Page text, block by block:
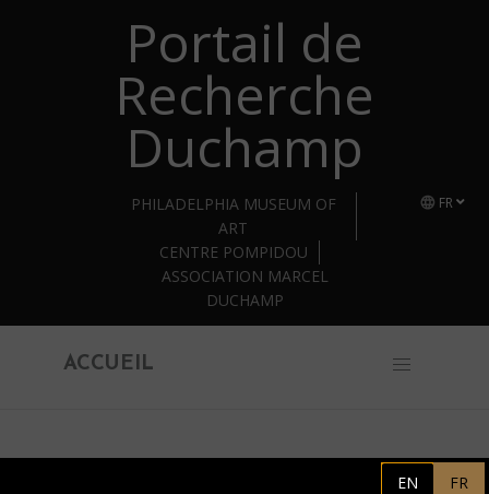
Retourner au contenu principal
Portail de
Recherche
Duchamp
FR
PHILADELPHIA MUSEUM OF
ART
CENTRE POMPIDOU
ASSOCIATION MARCEL
DUCHAMP
ACCUEIL
EN FR